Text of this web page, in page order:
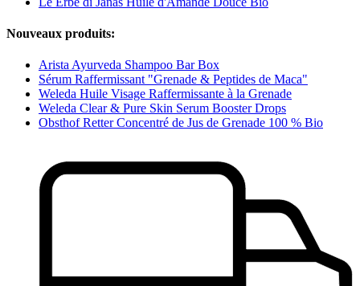
Nouveaux produits:
Arista Ayurveda Shampoo Bar Box
Sérum Raffermissant "Grenade & Peptides de Maca"
Weleda Huile Visage Raffermissante à la Grenade
Weleda Clear & Pure Skin Serum Booster Drops
Obsthof Retter Concentré de Jus de Grenade 100 % Bio